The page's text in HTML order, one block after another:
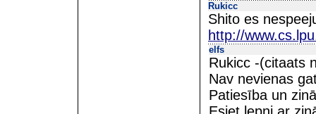
Rukicc
Shito es
http://
elfs
Rukicc -(citaats
Nav nevienas
Patiesība un